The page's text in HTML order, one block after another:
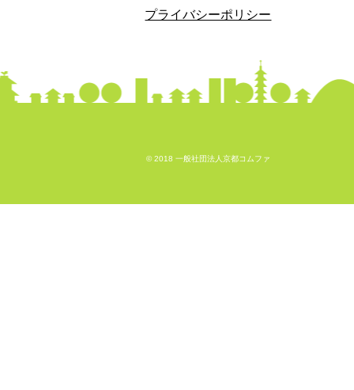
プライバシーポリシー
© 2018 一般社団法人京都コムファ